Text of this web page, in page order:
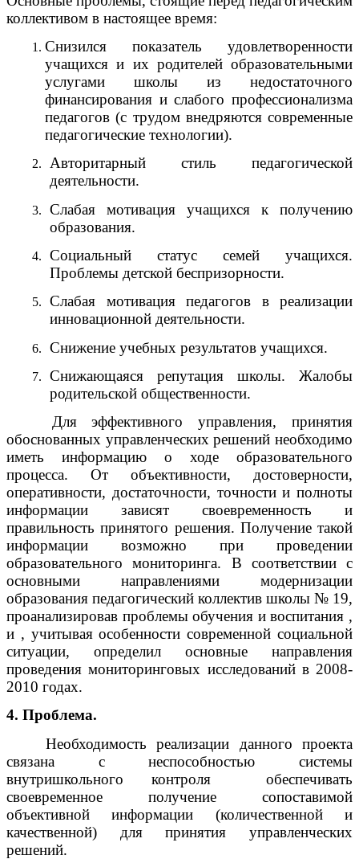
коллективом в настоящее время:
Снизился показатель удовлетворенности
учащихся и их родителей образовательными
услугами школы из недостаточного
финансирования и слабого профессионализма
педагогов (с трудом внедряются современные
педагогические технологии).
Авторитарный стиль педагогической
деятельности.
Слабая мотивация учащихся к получению
образования.
Социальный статус семей учащихся.
Проблемы детской беспризорности.
Слабая мотивация педагогов в реализации
инновационной деятельности.
Снижение учебных результатов учащихся.
Снижающаяся репутация школы. Жалобы
родительской общественности.
Для эффективного управления, принятия
обоснованных управленческих решений необходимо
иметь информацию о ходе образовательного
процесса. От объективности, достоверности,
оперативности, достаточности, точности и полноты
информации зависят своевременность и
правильность принятого решения. Получение такой
информации возможно при проведении
образовательного мониторинга. В соответствии с
основными направлениями модернизации
образования педагогический коллектив школы № 19,
проанализировав проблемы обучения и воспитания ,
и , учитывая особенности современной социальной
ситуации, определил основные направления
проведения мониторинговых исследований в 2008-
2010 годах.
4. Проблема.
Необходимость реализации данного проекта
связана с неспособностью системы
внутришкольного контроля обеспечивать
своевременное получение сопоставимой
объективной информации (количественной и
качественной) для принятия управленческих
решений.